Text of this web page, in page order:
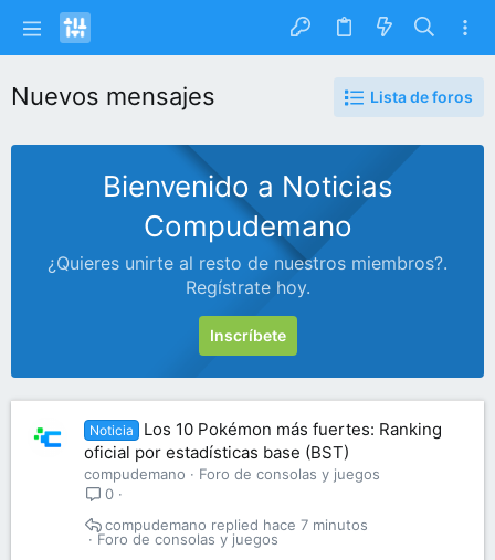
Nuevos mensajes Lista de foros
Bienvenido a Noticias
Compudemano
¿Quieres unirte al resto de nuestros miembros?.
Regístrate hoy.
Inscríbete
Noticia
Los 10 Pokémon más fuertes: Ranking
oficial por estadísticas base (BST)
compudemano
Foro de consolas y juegos
0
Foro de consolas y juegos
hace 7 minutos
compudemano